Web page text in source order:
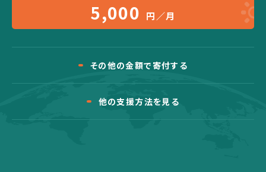
5,000 円／月
その他の金額で寄付する
他の支援方法を見る